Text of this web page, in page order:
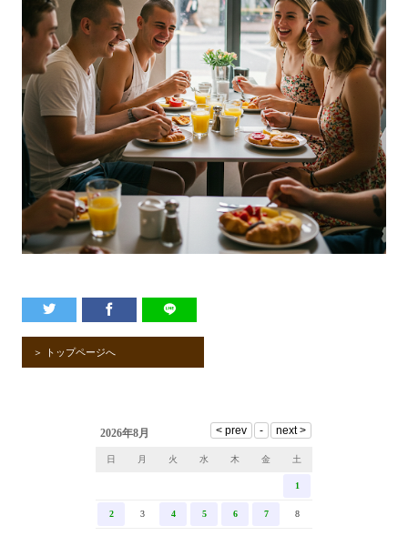
＞ トップページへ
2026年8月
日 月 火 水 木 金 土
1
2 3 4 5 6 7 8